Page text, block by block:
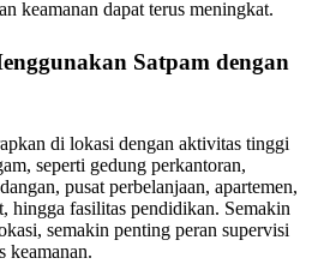
keamanan dapat terus meningkat.
Satpam dengan
di lokasi dengan aktivitas tinggi
seperti gedung perkantoran,
pusat perbelanjaan, apartemen,
hingga fasilitas pendidikan. Semakin
semakin penting peran supervisi
keamanan.